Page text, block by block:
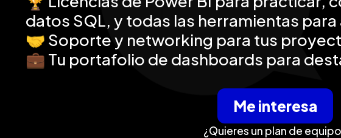
datos SQL, y todas las herramientas
🤝 Soporte y networking para tus
💼 Tu portafolio de dashboards para
Me interesa
¿Quieres un plan de